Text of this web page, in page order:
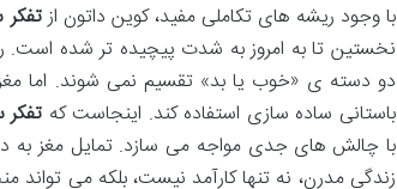
با وجود ریشه های تکاملی مفید، کوین داتون از
نخستین تا به امروز به شدت پیچیده تر شده است.
دو دسته ی «خوب یا بد» تقسیم نمی شوند. اما مغز
باستانی ساده سازی استفاده کند. اینجاست که
با چالش های جدی مواجه می سازد. تمایل مغز به
زندگی مدرن، نه تنها کارآمد نیست، بلکه می